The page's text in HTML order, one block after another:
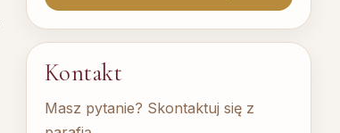
Kontakt
Masz pytanie? Skontaktuj się z